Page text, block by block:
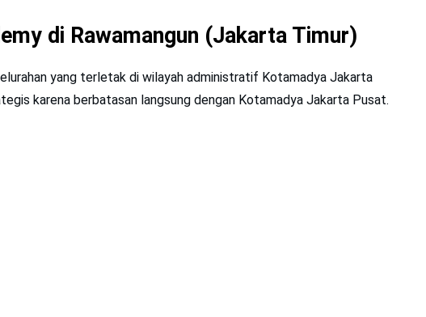
di Rawamangun (Jakarta Timur)
yang terletak di wilayah administratif Kotamadya Jakarta
karena berbatasan langsung dengan Kotamadya Jakarta Pusat.